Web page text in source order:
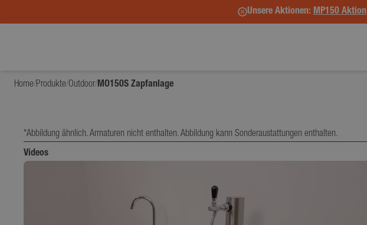
Unsere Aktionen: MP150 Aktion
Home/Produkte/Outdoor/MO150S Zapfanlage
*Abbildung ähnlich. Armaturen nicht enthalten. Abbildung kann Sonderaustattungen enthalten.
Videos